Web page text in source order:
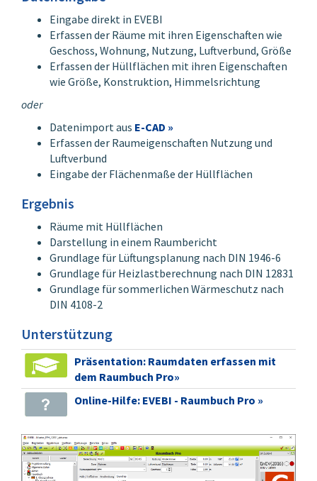
EVEBI- Raumbuch Pro - Hülle/ Teilflächen
Eingabe direkt in EVEBI
Erfassen der Räume mit ihren Eigenschaften wie
Geschoss, Wohnung, Nutzung, Luftverbund, Größe
Erfassen der Hüllflächen mit ihren Eigenschaften
wie Größe, Konstruktion, Himmelsrichtung
oder
Datenimport aus E-CAD »
Erfassen der Raumeigenschaften Nutzung und
Luftverbund
Eingabe der Flächenmaße der Hüllflächen
Ergebnis
Räume mit Hüllflächen
Darstellung in einem Raumbericht
Grundlage für Lüftungsplanung nach DIN 1946-6
Grundlage für Heizlastberechnung nach DIN 12831
Grundlage für sommerlichen Wärmeschutz nach
DIN 4108-2
Unterstützung
Präsentation: Raumdaten erfassen mit
dem Raumbuch Pro»
Online-Hilfe: EVEBI - Raumbuch Pro »